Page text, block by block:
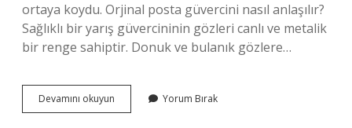
ortaya koydu. Orjinal posta güvercini nasıl anlaşılır?
Sağlıklı bir yarış güvercininin gözleri canlı ve metalik
bir renge sahiptir. Donuk ve bulanık gözlere…
Devamını okuyun
Güvercini
Yorum Bırak